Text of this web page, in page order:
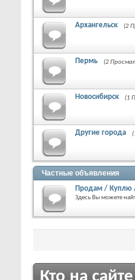
Архангельск (2
Пермь (2
Новосибирск (1
Другие города
Частные объявления
Продам /
Здесь Вы можете